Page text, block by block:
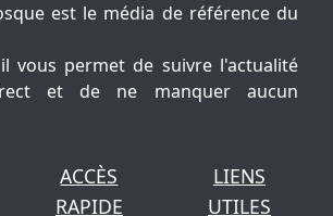
est le média de référence du
vous permet de suivre l'actualité
et de ne manquer aucun
ACCÈS
RAPIDE
LIENS
UTILES